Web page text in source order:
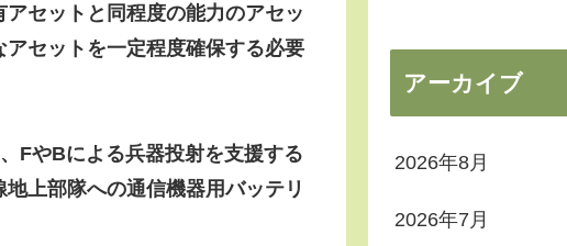
セットと同程度の能力のアセッ
セットを一定程度確保する必要
FやBによる兵器投射を支援する
上部隊への通信機器用バッテリ
アーカイブ
2026年8月
2026年7月